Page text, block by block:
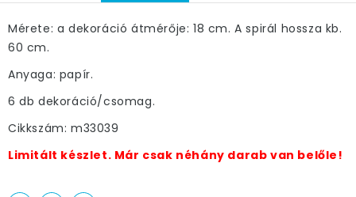
Mérete: a dekoráció átmérője: 18 cm. A spirál hossza kb.
60 cm.
Anyaga: papír.
6 db dekoráció/csomag.
Cikkszám: m33039
Limitált készlet. Már csak néhány darab van belőle!